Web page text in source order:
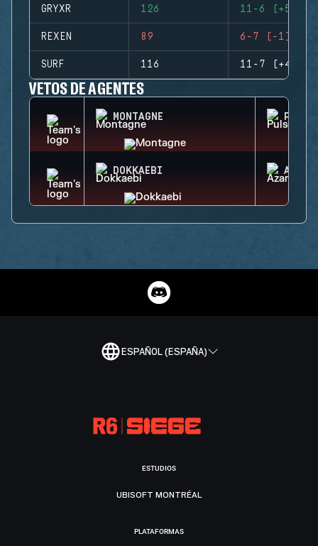
GRYXR 126 11-6 (+5)
REXEN 89 6-7 (-1)
SURF 116 11-7 (+4)
VETOS DE AGENTES
MONTAGNE PULSE
DOKKAEBI AZAMI
ESPAÑOL (ESPAÑA)
ESTUDIOS
UBISOFT MONTRÉAL
PLATAFORMAS